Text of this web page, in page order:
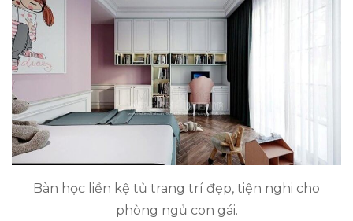
Bàn học liền kệ tủ trang trí đẹp, tiện nghi cho
phòng ngủ con gái.